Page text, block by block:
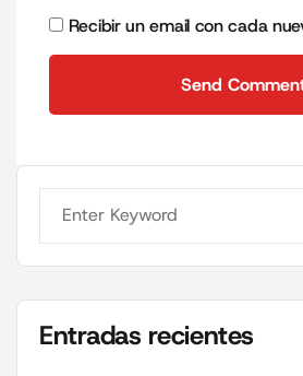
Recibir un email con cada
Send
Entradas recientes